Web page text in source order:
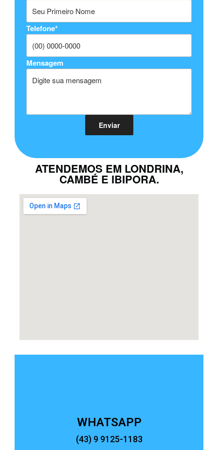
Telefone*
Mensagem
ATENDEMOS EM LONDRINA,
CAMBÉ E IBIPORA.
WHATSAPP
(43) 9 9125-1183